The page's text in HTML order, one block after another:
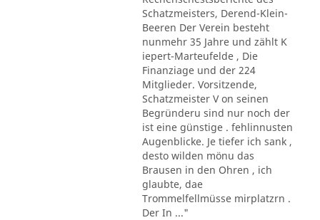
Schatzmeisters, Derend-Klein-
Beeren Der Verein besteht
nunmehr 35 Jahre und zählt K
iepert-Marteufelde , Die
Finanziage und der 224
Mitglieder. Vorsitzende,
Schatzmeister V on seinen
Begründeru sind nur noch der
ist eine günstige . fehlinnusten
Augenblicke. Je tiefer ich sank ,
desto wilden mönu das
Brausen in den Ohren , ich
glaubte, dae
Trommelfellmüsse mirplatzrn .
Der In ..."